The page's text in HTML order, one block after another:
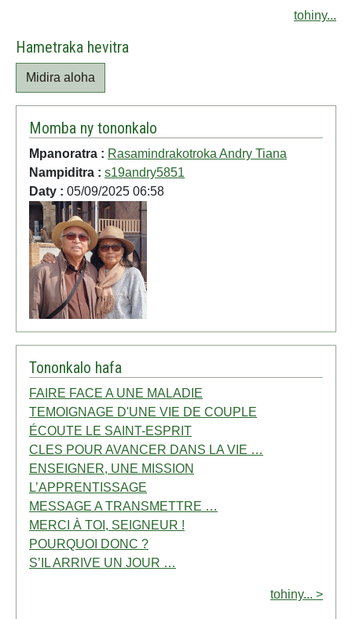
tohiny...
Hametraka hevitra
Midira aloha
Momba ny tononkalo
Mpanoratra : Rasamindrakotroka Andry Tiana
Nampiditra : s19andry5851
Daty : 05/09/2025 06:58
Tononkalo hafa
FAIRE FACE A UNE MALADIE
TEMOIGNAGE D'UNE VIE DE COUPLE
ÉCOUTE LE SAINT-ESPRIT
CLES POUR AVANCER DANS LA VIE …
ENSEIGNER, UNE MISSION
L’APPRENTISSAGE
MESSAGE A TRANSMETTRE …
MERCI À TOI, SEIGNEUR !
POURQUOI DONC ?
S’IL ARRIVE UN JOUR …
tohiny... >